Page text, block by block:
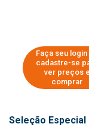
Faça seu login
cadastre-se
ver preços e
comprar
Seleção Especial